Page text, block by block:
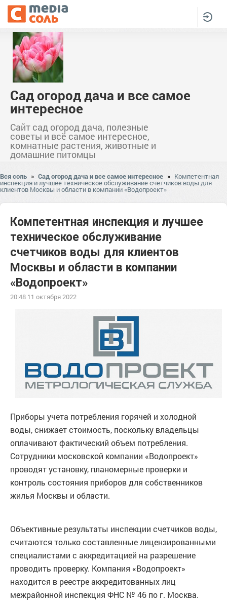
Сад огород дача и все самое
интересное
Сайт сад огород дача, полезные
советы и всё самое интересное,
комнатные растения, животные и
домашние питомцы
Вся соль » Сад огород дача и все самое интересное » Компетентная
инспекция и лучшее техническое обслуживание счетчиков воды для
клиентов Москвы и области в компании «Водопроект»
Компетентная инспекция и лучшее
техническое обслуживание
счетчиков воды для клиентов
Москвы и области в компании
«Водопроект»
20:48 11 октября 2022
Приборы учета потребления горячей и холодной
воды, снижает стоимость, поскольку владельцы
оплачивают фактический объем потребления.
Сотрудники московской компании «Водопроект»
проводят установку, планомерные проверки и
контроль состояния приборов для собственников
жилья Москвы и области.
Объективные результаты инспекции счетчиков воды,
считаются только составленные лицензированными
специалистами с аккредитацией на разрешение
проводить проверку. Компания «Водопроект»
находится в реестре аккредитованных лиц
межрайонной инспекция ФНС № 46 по г. Москва.